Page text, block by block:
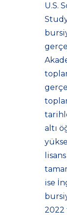
U.S.
altı
ise
2022